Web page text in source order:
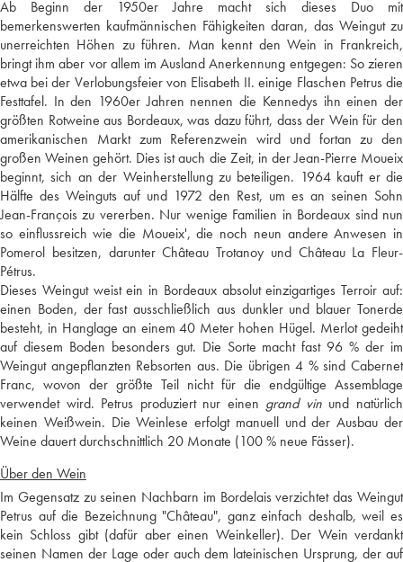
Ab Beginn der 1950er Jahre macht sich dieses Duo mit
bemerkenswerten kaufmännischen Fähigkeiten daran, das Weingut zu
unerreichten Höhen zu führen. Man kennt den Wein in Frankreich,
bringt ihm aber vor allem im Ausland Anerkennung entgegen: So zieren
etwa bei der Verlobungsfeier von Elisabeth II. einige Flaschen Petrus die
Festtafel. In den 1960er Jahren nennen die Kennedys ihn einen der
größten Rotweine aus Bordeaux, was dazu führt, dass der Wein für den
amerikanischen Markt zum Referenzwein wird und fortan zu den
großen Weinen gehört. Dies ist auch die Zeit, in der Jean-Pierre Moueix
beginnt, sich an der Weinherstellung zu beteiligen. 1964 kauft er die
Hälfte des Weinguts auf und 1972 den Rest, um es an seinen Sohn
Jean-François zu vererben. Nur wenige Familien in Bordeaux sind nun
so einflussreich wie die Moueix', die noch neun andere Anwesen in
Pomerol besitzen, darunter Château Trotanoy und Château La Fleur-
Pétrus.
Dieses Weingut weist ein in Bordeaux absolut einzigartiges Terroir auf:
einen Boden, der fast ausschließlich aus dunkler und blauer Tonerde
besteht, in Hanglage an einem 40 Meter hohen Hügel. Merlot gedeiht
auf diesem Boden besonders gut. Die Sorte macht fast 96 % der im
Weingut angepflanzten Rebsorten aus. Die übrigen 4 % sind Cabernet
Franc, wovon der größte Teil nicht für die endgültige Assemblage
verwendet wird. Petrus produziert nur einen grand vinund natürlich
keinen Weißwein. Die Weinlese erfolgt manuell und der Ausbau der
Weine dauert durchschnittlich 20 Monate (100 % neue Fässer).
Über den Wein
Im Gegensatz zu seinen Nachbarn im Bordelais verzichtet das Weingut
Petrus auf die Bezeichnung "Château", ganz einfach deshalb, weil es
kein Schloss gibt (dafür aber einen Weinkeller). Der Wein verdankt
seinen Namen der Lage oder auch dem lateinischen Ursprung, der auf